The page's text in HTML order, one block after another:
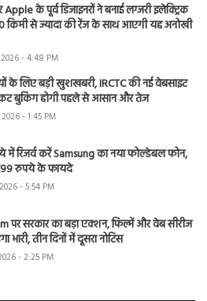
के पूर्व डिजाइनरों ने बनाई लग्जरी इलेक्ट्रिक
किमी से ज्यादा की रेंज के साथ आएगी यह अनोखी
- 4:48 PM
के लिए बड़ी खुशखबरी, IRCTC की नई वेबसाइट
बुकिंग होगी पहले से आसान और तेज
- 1:45 PM
रिजर्व करें Samsung का नया फोल्डेबल फोन,
रुपये के फायदे
- 5:54 PM
पर सरकार का बड़ा एक्शन, फिल्में और वेब सीरीज
भारी, तीन दिनों में दूसरा नोटिस
- 2:25 PM